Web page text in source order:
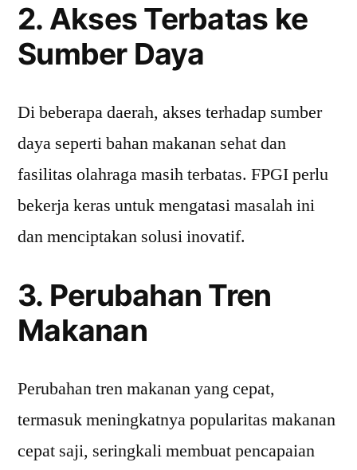
2. Akses Terbatas ke
Sumber Daya
Di beberapa daerah, akses terhadap sumber
daya seperti bahan makanan sehat dan
fasilitas olahraga masih terbatas. FPGI perlu
bekerja keras untuk mengatasi masalah ini
dan menciptakan solusi inovatif.
3. Perubahan Tren
Makanan
Perubahan tren makanan yang cepat,
termasuk meningkatnya popularitas makanan
cepat saji, seringkali membuat pencapaian